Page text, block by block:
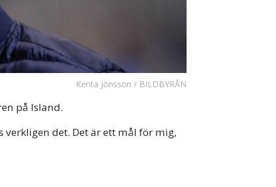
Kenta Jönsson / BILDBYRÅN
på Island.
verkligen det. Det är ett mål för mig,